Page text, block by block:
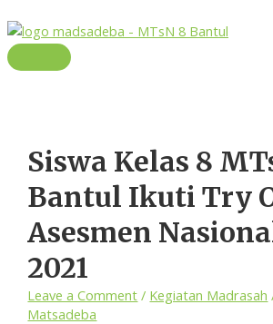
Skip
to
content
Menu
Siswa Kelas 8
Bantul Ikuti Try
Asesmen
2021
Leave a Comment / Kegiatan Madrasah
Matsadeba